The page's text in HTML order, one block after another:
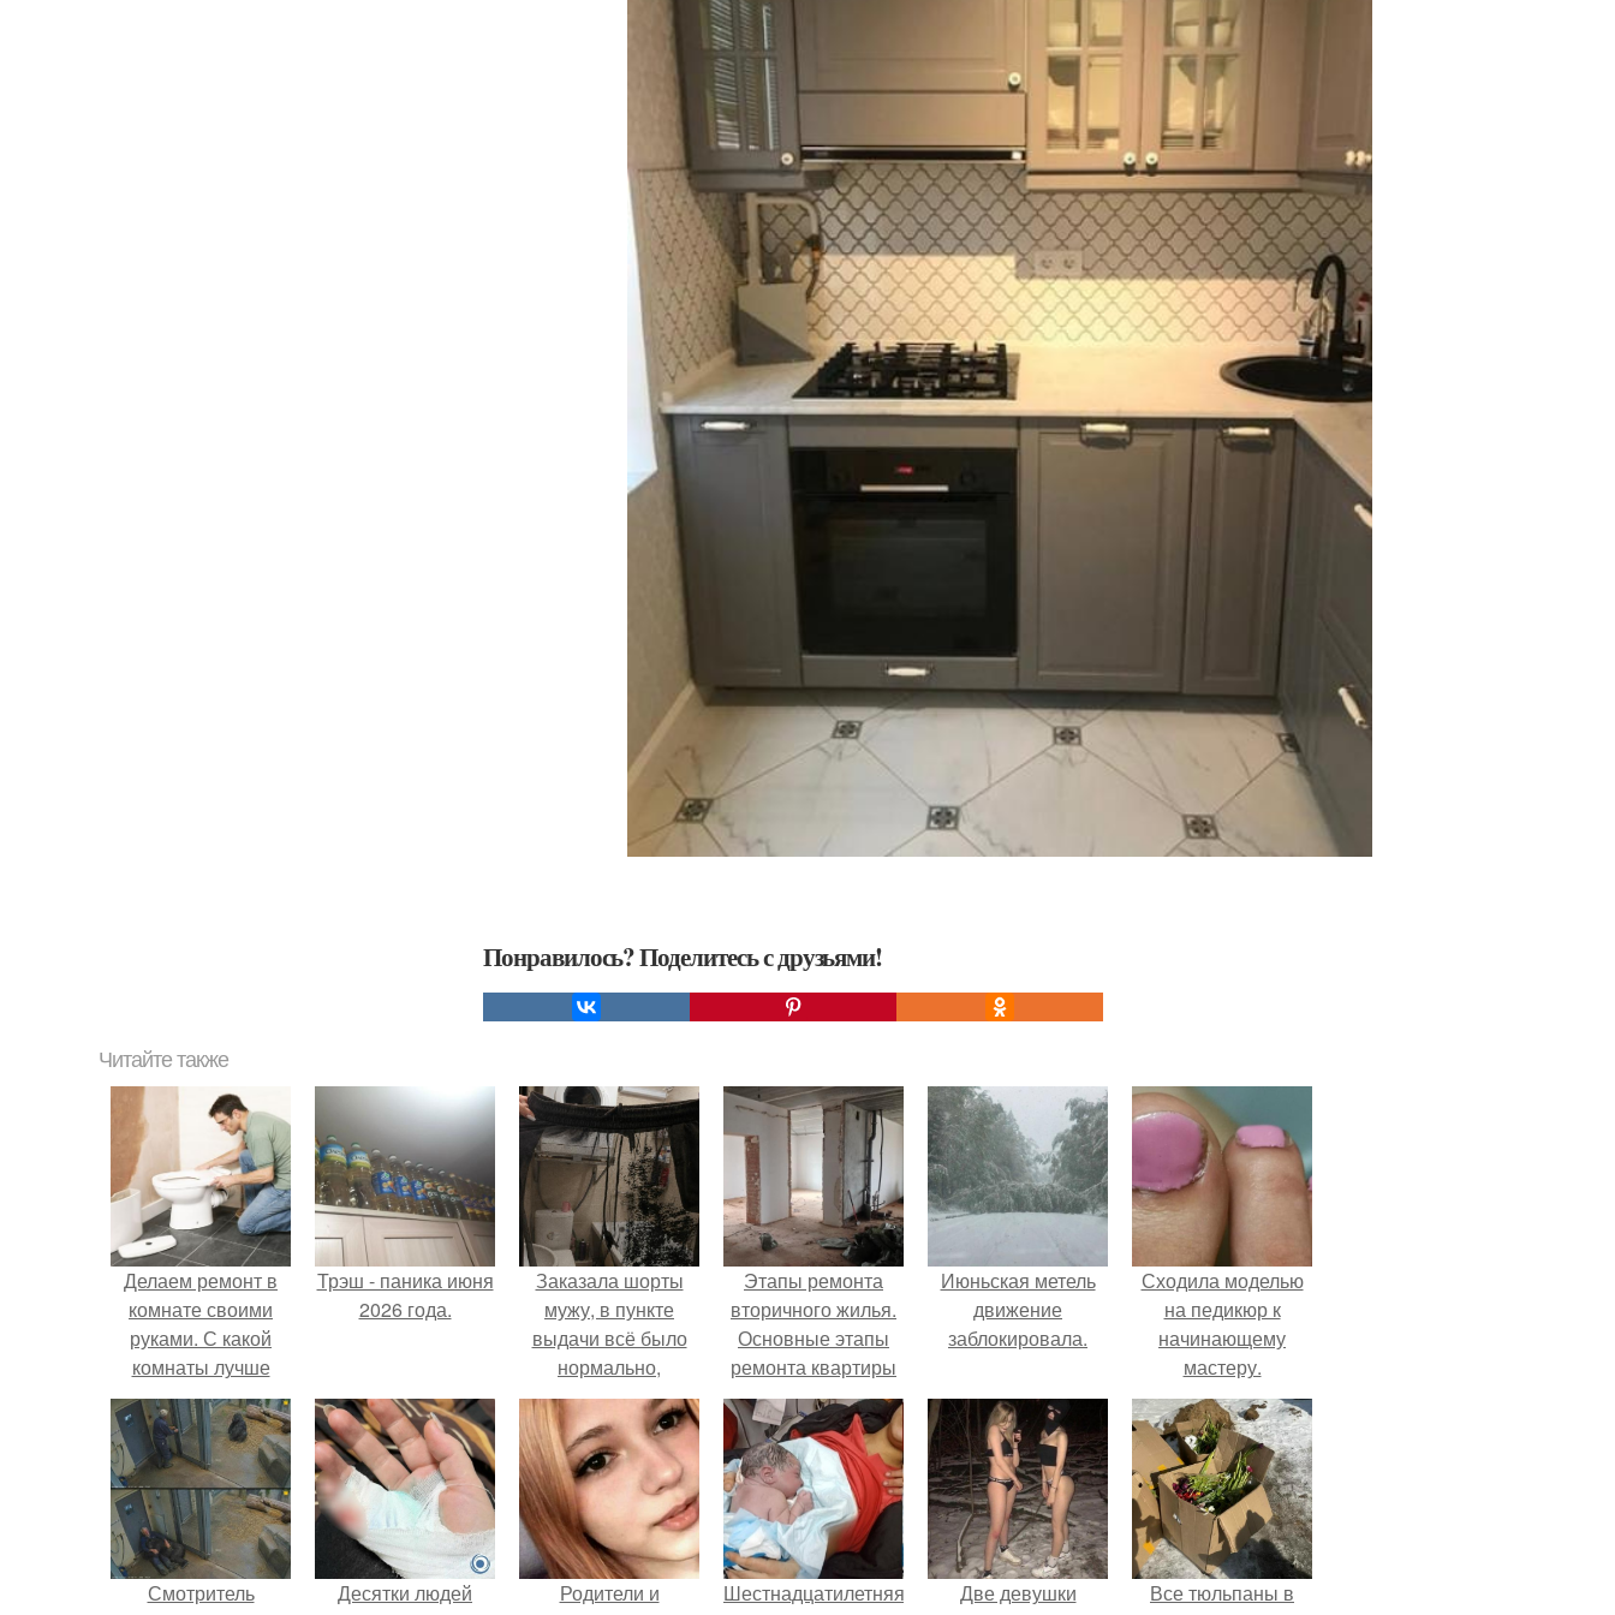
Понравилось? Поделитесь с друзьями!
Читайте также
Делаем ремонт в
комнате своими
руками. С какой
комнаты лучше
начинать ремонт
квартиры
Трэш - паника июня
2026 года.
Заказала шорты
мужу, в пункте
выдачи всё было
нормально,
примерил все
хорошо, ничего не
предвещало беды.
Этапы ремонта
вторичного жилья.
Основные этапы
ремонта квартиры
вторички
Июньская метель
движение
заблокировала.
Сходила моделью
на педикюр к
начинающему
мастеру.
Смотритель
Десятки людей
Родители и
Шестнадцатилетняя
Две девушки
Все тюльпаны в